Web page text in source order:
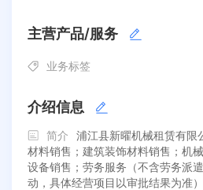
主营产品/服务
业务标签
介绍信息
简介
浦江县新曜机械租赁有限
材料销售；建筑装饰材料销售；机
设备销售；劳务服务（不含劳务派
动，具体经营项目以审批结果为准）